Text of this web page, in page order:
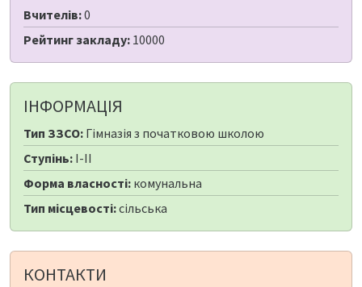
Вчителів:0
Рейтинг закладу: 10000
ІНФОРМАЦІЯ
Тип ЗЗСО: Гімназія з початковою школою
Ступінь: I-II
Форма власності: комунальна
Тип місцевості:сільська
КОНТАКТИ